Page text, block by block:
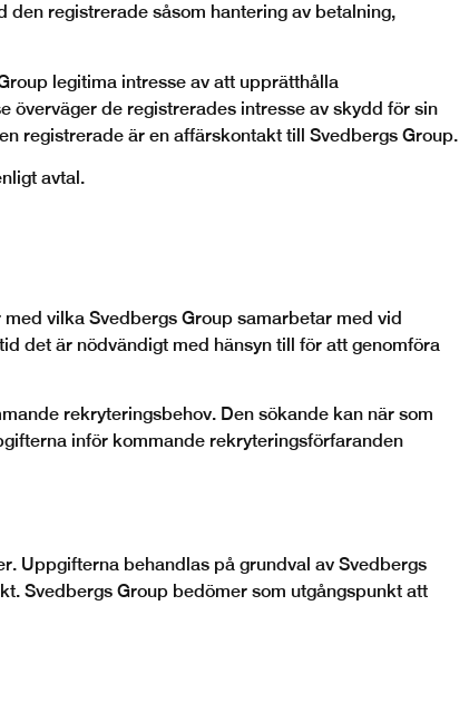
registrerade såsom hantering av betalning,
legitima intresse av att upprätthålla
överväger de registrerades intresse av skydd för sin
registrerade är en affärskontakt till Svedbergs Group.
avtal.
vilka Svedbergs Group samarbetar med vid
det är nödvändigt med hänsyn till för att genomföra
rekryteringsbehov. Den sökande kan när som
inför kommande rekryteringsförfaranden
Uppgifterna behandlas på grundval av Svedbergs
Svedbergs Group bedömer som utgångspunkt att